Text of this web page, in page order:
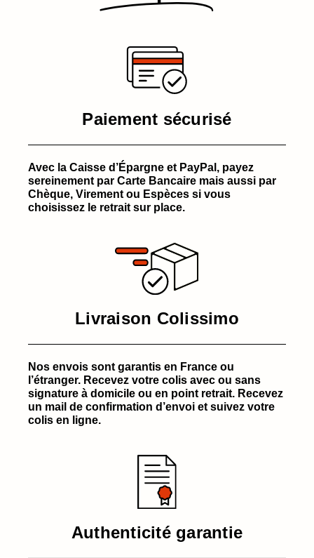
Paiement sécurisé
Avec la Caisse d’Épargne et PayPal, payez
sereinement par Carte Bancaire mais aussi par
Chèque, Virement ou Espèces si vous
choisissez le retrait sur place.
Livraison Colissimo
Nos envois sont garantis en France ou
l’étranger. Recevez votre colis avec ou sans
signature à domicile ou en point retrait. Recevez
un mail de confirmation d’envoi et suivez votre
colis en ligne.
Authenticité garantie